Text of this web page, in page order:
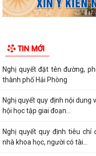
TIN MỚI
Nghị quyết đặt tên đường,
thành phố Hải Phòng
Nghị quyết quy định nội dung
hội học tập giai đoạn...
Nghị quyết quy định tiêu chí
nhà khoa học, người có tài...